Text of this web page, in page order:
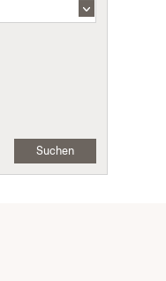
Suchen